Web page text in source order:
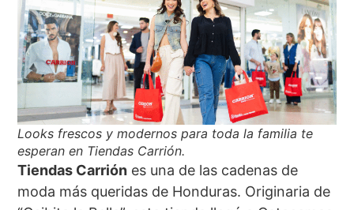
Looks frescos y modernos para toda la familia te
esperan en Tiendas Carrión.
Tiendas Carrión es una de las cadenas de
moda más queridas de Honduras. Originaria de